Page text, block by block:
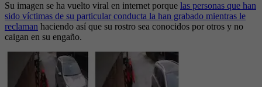
Su imagen se ha vuelto viral en internet porque las personas que han
sido víctimas de su particular conducta la han grabado mientras le
reclaman haciendo así que su rostro sea conocidos por otros y no
caigan en su engaño.